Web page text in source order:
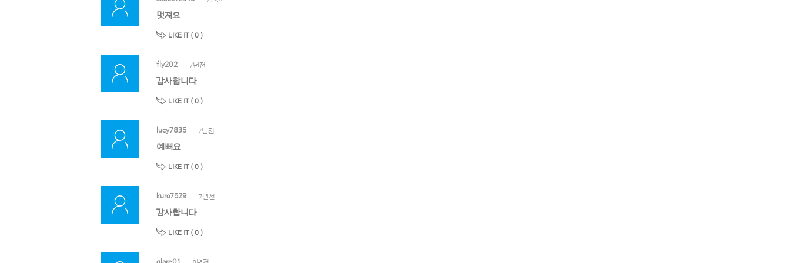
멋져요
LIKE IT ( 0 )
fly202 7년전
갑사합니다
LIKE IT ( 0 )
lucy7835 7년전
예뻐요
LIKE IT ( 0 )
kuro7529 7년전
감사합니다
LIKE IT ( 0 )
glare01